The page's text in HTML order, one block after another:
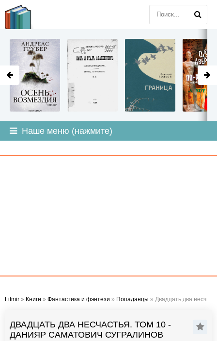
Наше меню (нажмите)
Litmir » Книги » Фантастика и фэнтези » Попаданцы » Двадцать два несчастья. Том 10 - Данияр Саматович Сугралинов
ДВАДЦАТЬ ДВА НЕСЧАСТЬЯ. ТОМ 10 -
ДАНИЯР САМАТОВИЧ СУГРАЛИНОВ
LITMIR.ORG